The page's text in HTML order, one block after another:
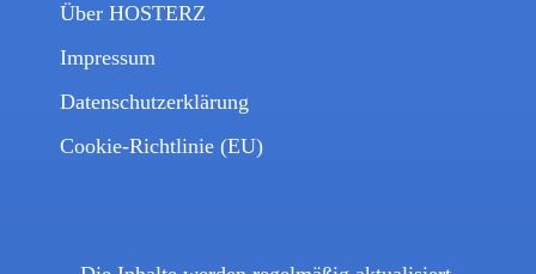
Über HOSTERZ
Impressum
Datenschutzerklärung
Cookie-Richtlinie (EU)